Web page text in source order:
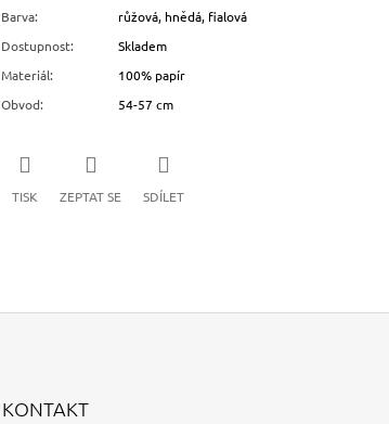
Barva:
růžová, hnědá, fialová
Dostupnost:
Skladem
Materiál:
100% papír
Obvod: 54-57 cm
TISK ZEPTAT SE SDÍLET
KONTAKT